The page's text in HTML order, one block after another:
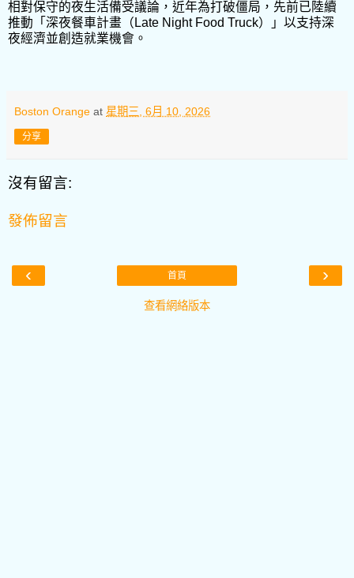
相對保守的夜生活備受議論，近年為打破僵局，先前已陸續
推動「深夜餐車計畫（Late Night Food Truck）」以支持深
夜經濟並創造就業機會。
Boston Orange at 星期三, 6月 10, 2026
分享
沒有留言:
發佈留言
‹ ›
首頁
查看網絡版本